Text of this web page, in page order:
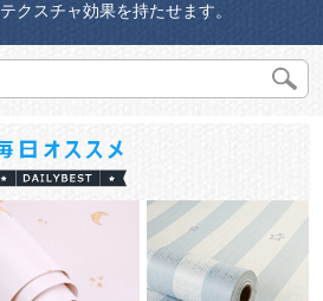
クスチャ効果を持たせます。